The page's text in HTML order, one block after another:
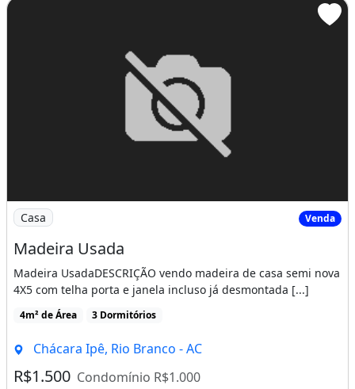
Imagem: Madeira Usada
Casa Venda
Madeira Usada
Madeira UsadaDESCRIÇÃO vendo madeira de casa semi nova
4X5 com telha porta e janela incluso já desmontada [...]
4m² de Área 3 Dormitórios
Chácara Ipê, Rio Branco - AC
R$1.500 Condomínio R$1.000